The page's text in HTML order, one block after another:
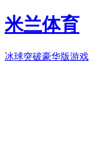
米兰体育
冰球突破豪华版游戏